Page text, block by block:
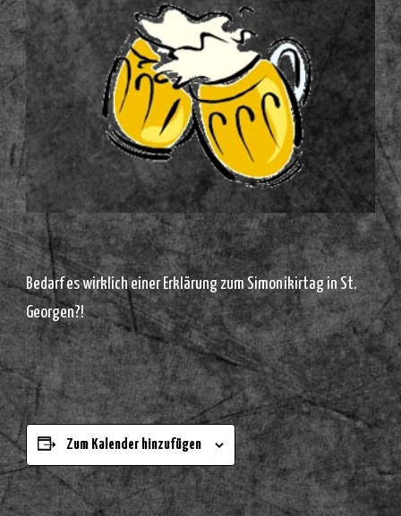
Bedarf es wirklich einer Erklärung zum Simonikirtag in St.
Georgen?!
Zum Kalender hinzufügen